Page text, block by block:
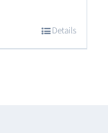
Details